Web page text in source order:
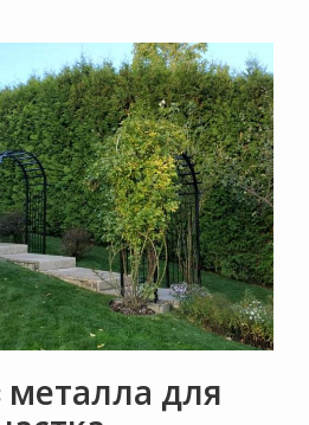
металла для